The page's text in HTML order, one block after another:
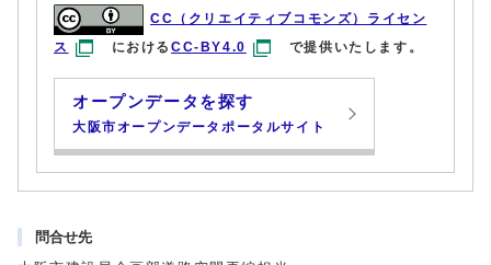
CC（クリエイティブコモンズ）ライセン
ス
におけるCC-BY4.0 で提供いたします。
オープンデータを探す
大阪市オープンデータポータルサイト
問合せ先